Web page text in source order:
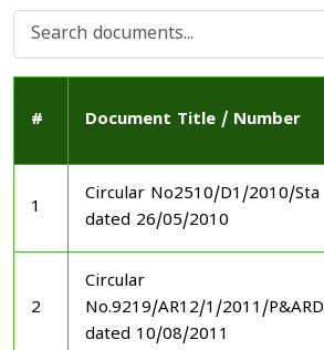
# Document Title / Number
1
Circular No2510/D1/2010/Sta
dated 26/05/2010
2
Circular
No.9219/AR12/1/2011/P&ARD
dated 10/08/2011